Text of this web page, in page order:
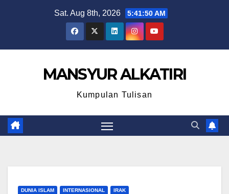
Sat. Aug 8th, 2026 5:41:51 AM
MANSYUR ALKATIRI
Kumpulan Tulisan
DUNIA ISLAM INTERNASIONAL IRAK